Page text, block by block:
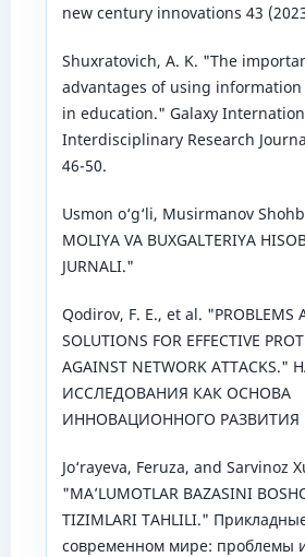
new century innovations 43
Shuxratovich, A. K. "The
advantages of using
in education." Galaxy
Interdisciplinary Research
46-50.
Usmon o‘g‘li, Musirmanov
MOLIYA VA BUXGALTERIYA
JURNALI."
Qodirov, F. E., et al. "PROBLEMS
SOLUTIONS FOR EFFECTIVE
AGAINST NETWORK
ИССЛЕДОВАНИЯ КАК ОСНОВА
ИННОВАЦИОННОГО РАЗВИТИЯ
Jo‘rayeva, Feruza, and Sarvinoz
"MA’LUMOTLAR BAZASINI
TIZIMLARI TAHLILI."
современном мире: проблемы